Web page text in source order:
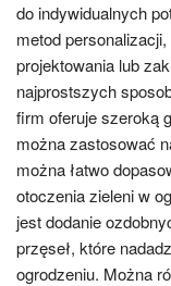
do indywidualnych
metod
projektowania lub
najprostszych
firm oferuje szeroką
można zastosować
można łatwo
otoczenia zieleni w
jest dodanie
przęseł, które
ogrodzeniu. Można